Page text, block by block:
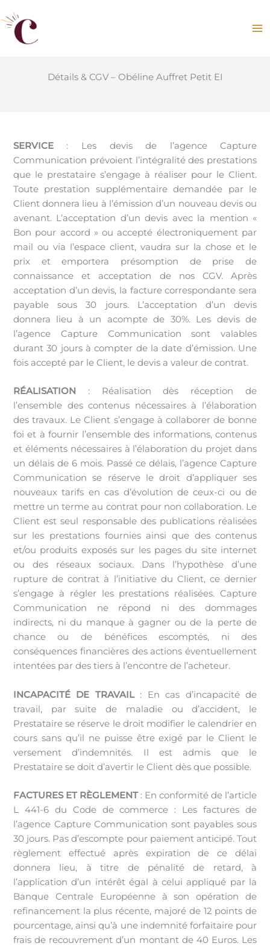
au
contenu
Détails & CGV – Obéline Auffret Petit EI
SERVICE: Les devis de l’agence Capture
Communication prévoient l’intégralité des prestations
que le prestataire s’engage à réaliser pour le Client.
Toute prestation supplémentaire demandée par le
Client donnera lieu à l’émission d’un nouveau devis ou
avenant. L’acceptation d’un devis avec la mention «
Bon pour accord » ou accepté électroniquement par
mail ou via l’espace client, vaudra sur la chose et le
prix et emportera présomption de prise de
connaissance et acceptation de nos CGV. Après
acceptation d’un devis, la facture correspondante sera
payable sous 30 jours. L’acceptation d’un devis
donnera lieu à un acompte de 30%. Les devis de
l’agence Capture Communication sont valables
durant 30 jours à compter de la date d’émission. Une
fois accepté par le Client, le devis a valeur de contrat.
RÉALISATION : Réalisation dès réception de
l’ensemble des contenus nécessaires à l’élaboration
des travaux. Le Client s’engage à collaborer de bonne
foi et à fournir l’ensemble des informations, contenus
et éléments nécessaires à l’élaboration du projet dans
un délais de 6 mois. Passé ce délais, l’agence Capture
Communication se réserve le droit d’appliquer ses
nouveaux tarifs en cas d’évolution de ceux-ci ou de
mettre un terme au contrat pour non collaboration. Le
Client est seul responsable des publications réalisées
sur les prestations fournies ainsi que des contenus
et/ou produits exposés sur les pages du site internet
ou des réseaux sociaux. Dans l’hypothèse d’une
rupture de contrat à l’initiative du Client, ce dernier
s’engage à régler les prestations réalisées. Capture
Communication ne répond ni des dommages
indirects, ni du manque à gagner ou de la perte de
chance ou de bénéfices escomptés, ni des
conséquences financières des actions éventuellement
intentées par des tiers à l’encontre de l’acheteur.
INCAPACITÉ DE TRAVAIL: En cas d’incapacité de
travail, par suite de maladie ou d’accident, le
Prestataire se réserve le droit modifier le calendrier en
cours sans qu’il ne puisse être exigé par le Client le
versement d’indemnités. Il est admis que le
Prestataire se doit d’avertir le Client dès que possible.
FACTURES ET RÈGLEMENT: En conformité de l’article
L 441-6 du Code de commerce : Les factures de
l’agence Capture Communication sont payables sous
30 jours. Pas d’escompte pour paiement anticipé. Tout
règlement effectué après expiration de ce délai
donnera lieu, à titre de pénalité de retard, à
l’application d’un intérêt égal à celui appliqué par la
Banque Centrale Européenne à son opération de
refinancement la plus récente, majoré de 12 points de
pourcentage, ainsi qu’à une indemnité forfaitaire pour
frais de recouvrement d’un montant de 40 Euros. Les